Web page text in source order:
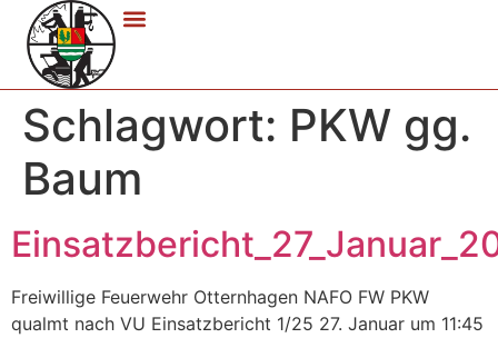
Schlagwort: PKW gg.
Baum
Freiwillige Feuerwehr Otternhagen NAFO FW PKW
qualmt nach VU Einsatzbericht 1/25 27. Januar um 11:45